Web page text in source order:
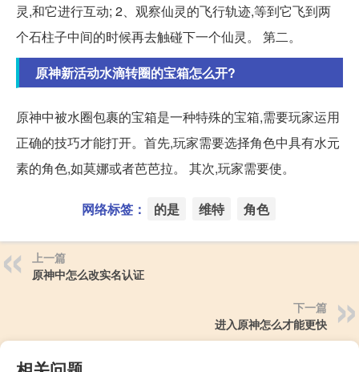
灵,和它进行互动; 2、观察仙灵的飞行轨迹,等到它飞到两
个石柱子中间的时候再去触碰下一个仙灵。 第二。
原神新活动水滴转圈的宝箱怎么开?
原神中被水圈包裹的宝箱是一种特殊的宝箱,需要玩家运用
正确的技巧才能打开。首先,玩家需要选择角色中具有水元
素的角色,如莫娜或者芭芭拉。 其次,玩家需要使。
网络标签： 的是 维特 角色
上一篇
原神中怎么改实名认证
下一篇
进入原神怎么才能更快